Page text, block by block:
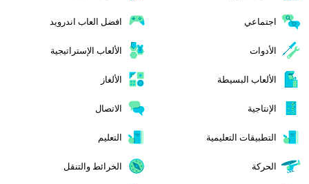
اجتماعي افضل العاب اندرويد
الأدوات الألعاب الإستراتيجية
الألعاب البسيطة الألغاز
الإنتاجية الاتصال
التطبيقات التعليمية التعليم
الحركة الخرائط والتنقل